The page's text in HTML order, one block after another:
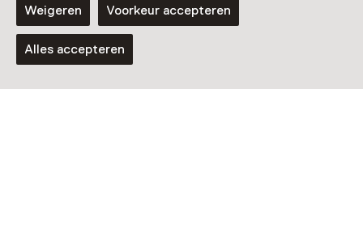
Weigeren Voorkeur accepteren
Alles accepteren
Tentoonstelling
Charley Toorop & Pyke Koch | Alles